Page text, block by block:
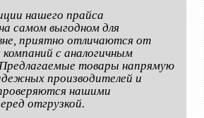
нашего прайса
самом выгодном для
приятно отличаются от
компаний с аналогичным
Предлагаемые товары напрямую
производителей и
нашими
отгрузкой.